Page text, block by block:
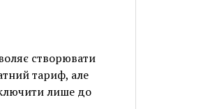
створювати
тариф, але
лише до